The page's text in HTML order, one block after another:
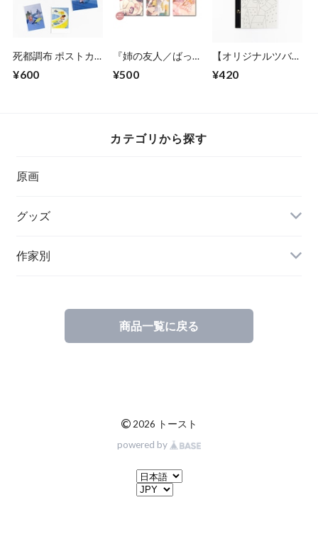
死都調布 ポストカ
¥600
『姉の友人／ばった
¥500
【オリジナルツバメ
ストカバーA5サイ
¥420
カテゴリから探す
原画
グッズ
ステーショナリー
作家別
商品一覧に戻る
© 2026 トースト
powered by